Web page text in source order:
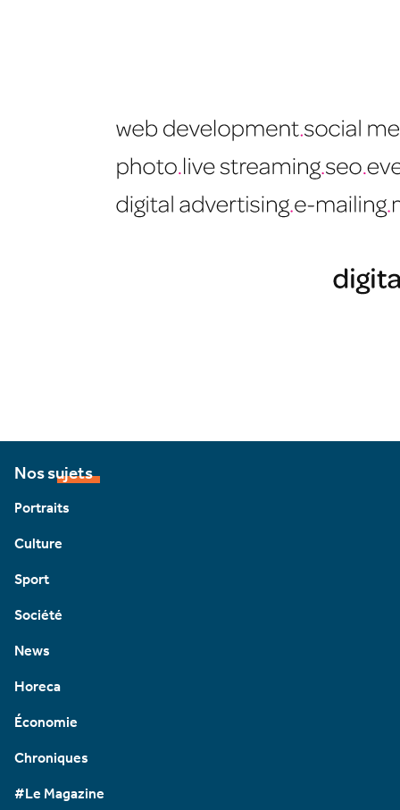
Nos sujets
Portraits
Culture
Sport
Société
News
Horeca
Économie
Chroniques
#Le Magazine